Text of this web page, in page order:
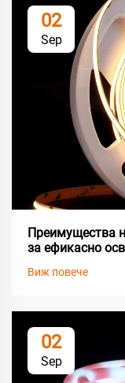
02
Sep
Преимущества
за ефикасно
Виж повече
02
Sep